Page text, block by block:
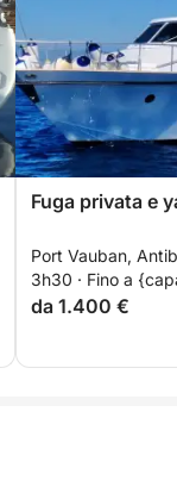
Fuga privata e
Port Vauban,
3h30 · Fino a
da 1.400 €